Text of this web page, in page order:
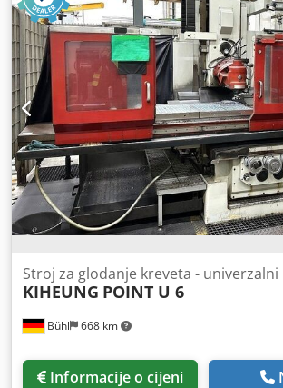
Obrada metala Dcodpfx Aozr I Spedqjk
× Š × V): 2245 × 2100 × 2000 mm Težina:
Bühl 668 km
Stroj za glodanje kreveta - univerzalni
KIHEUNG POINT U 6
Informacije o cijeni